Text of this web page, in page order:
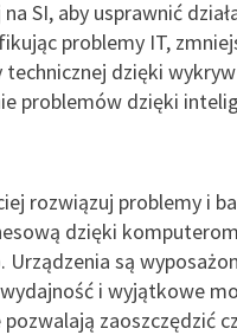
SI, aby usprawnić
problemy IT,
technicznej dzięki
problemów dzięki
rozwiązuj problemy i
dzięki
są
i wyjątkowe
zaoszczędzić